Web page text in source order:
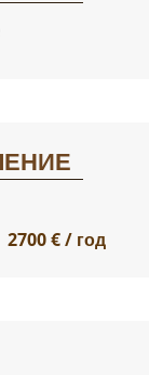
2700 € / год